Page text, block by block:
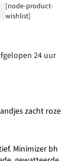
[node-product-
wishlist]
24 uur
zacht roze
Minimizer bh